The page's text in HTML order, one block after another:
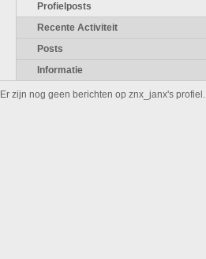
Profielposts
Recente Activiteit
Posts
Informatie
Er zijn nog geen berichten op znx_janx's profiel.